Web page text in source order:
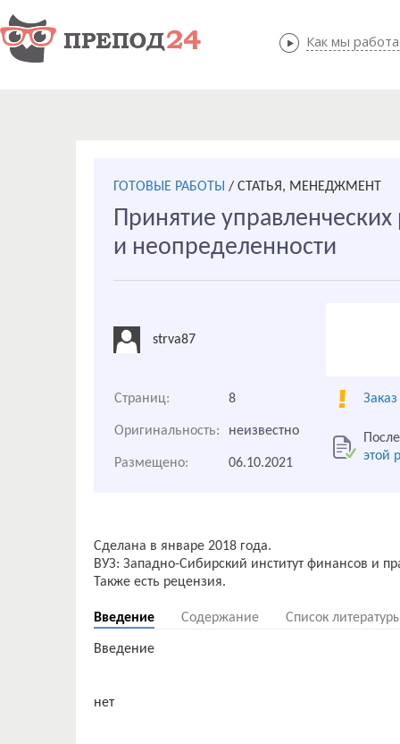
Как мы
Как мы
ГОТОВЫЕ РАБОТЫ / СТАТЬЯ, МЕНЕДЖМЕНТ
Принятие
и неопределенности
strva87
Страниц: 8
Оригинальность: неизвестно
этой
Размещено: 06.10.2021
Сделана в январе 2018 года.
ВУЗ: Западно-Сибирский институт финансов и
Введение Содержание Список
Введение